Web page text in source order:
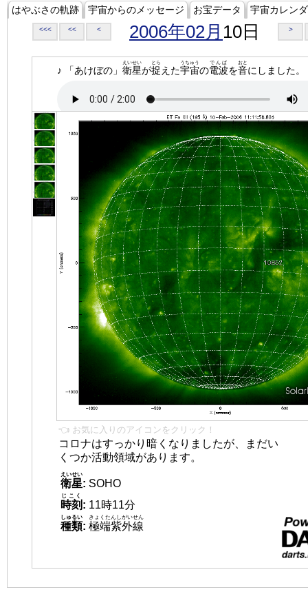
はやぶさの軌跡 宇宙からのメッセージ お宝データ 宇宙カレン
<<< << < 2006年02月 10日 >
♪ 「あけぼの」 衛星
えいせい
が捉
とら
えた宇宙
うちゅう
の電波
でんぱ
を音
おと
にしました。
👈 お気に入りのアイコンをクリック！
コロナはすっかり暗くなりましたが、まだい
くつか活動領域があります。
衛星
えいせい
: SOHO
時刻
じこく
: 11時11分
種類
しゅるい
: 極端紫外線
きょくたんしがいせん